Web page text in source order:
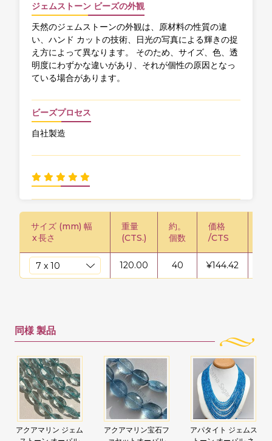
ジェムストーン ビーズの外観
天然のジェムストーンの外観は、原材料の性質の違
い、ハンド カットの技術、日光の写真による輝きの捉
え方によって異なります。 そのため、サイズ、色、透
明度にわずかな違いがあり、それが個性の原因となっ
ている場合があります。
ビーズプロセス
自社製造
サイズ (mm) 幅
x長さ
重量
(CTS.)
約。
個数
価格
/CTS
120.00 40 ¥144.42
同様 製品
アクアマリン ジェム
アクアマリン宝石フ
アパタイト ジェムス